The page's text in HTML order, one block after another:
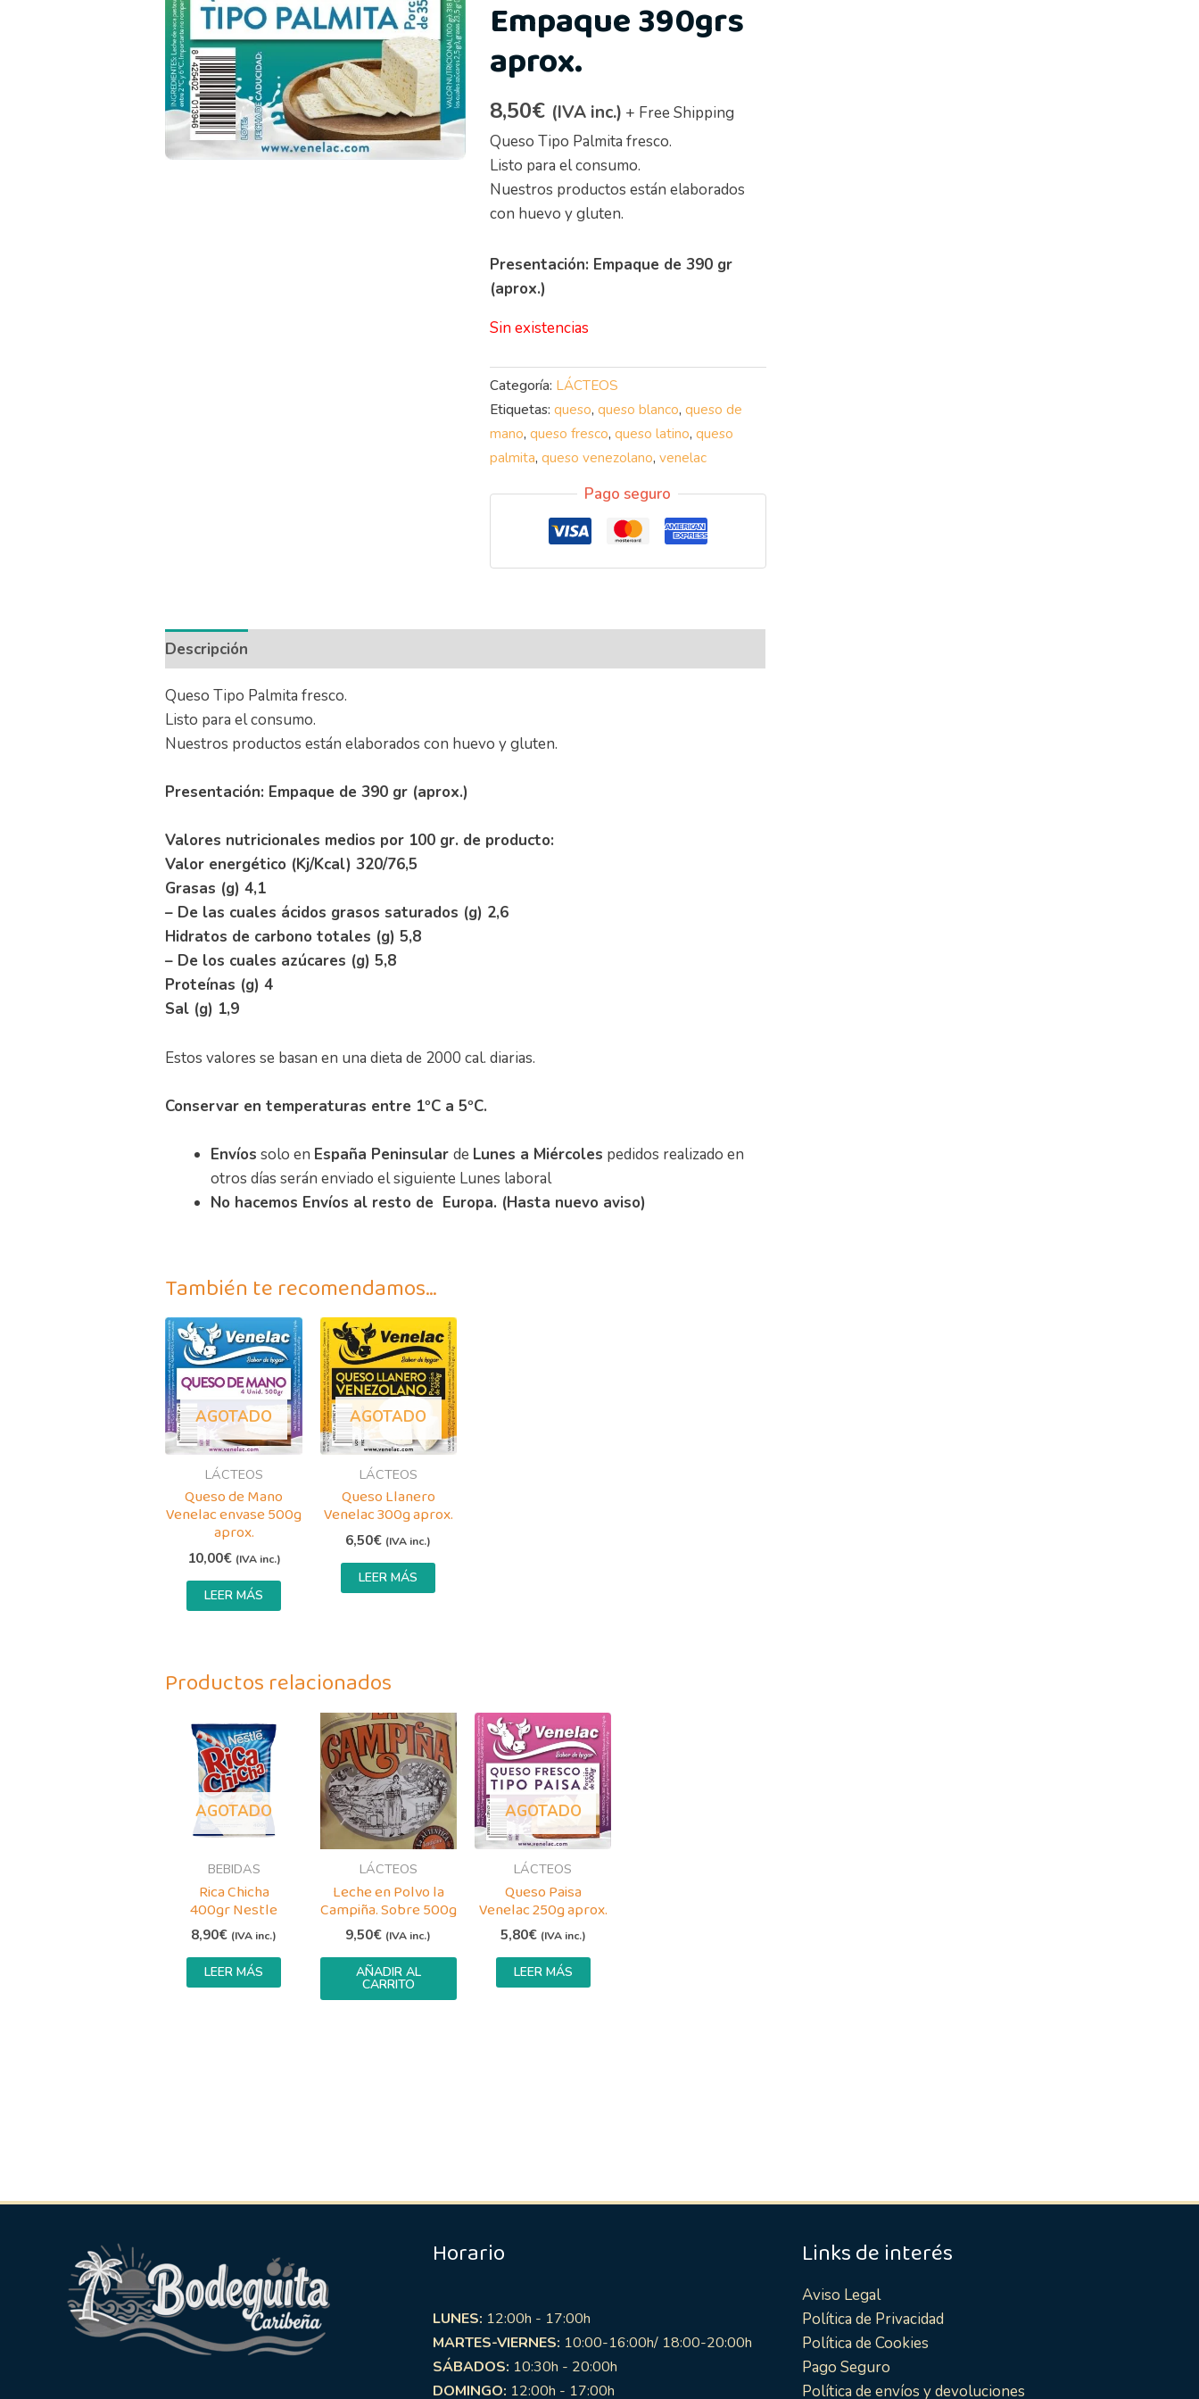
Empaque 390grs
aprox.
8,50€ (IVA inc.) + Free Shipping
Queso Tipo Palmita fresco.
Listo para el consumo.
Nuestros productos están elaborados
con huevo y gluten.
Presentación: Empaque de 390 gr
(aprox.)
Sin existencias
Categoría: LÁCTEOS
Etiquetas: queso, queso blanco, queso de
mano, queso fresco, queso latino, queso
palmita, queso venezolano, venelac
Pago seguro
Descripción
Queso Tipo Palmita fresco.
Listo para el consumo.
Nuestros productos están elaborados con huevo y gluten.
Presentación: Empaque de 390 gr (aprox.)
Valores nutricionales medios por 100 gr. de producto:
Valor energético (Kj/Kcal) 320/76,5
Grasas (g) 4,1
– De las cuales ácidos grasos saturados (g) 2,6
Hidratos de carbono totales (g) 5,8
– De los cuales azúcares (g) 5,8
Proteínas (g) 4
Sal (g) 1,9
Estos valores se basan en una dieta de 2000 cal. diarias.
Conservar en temperaturas entre 1ºC a 5ºC.
Envíos solo en España Peninsularde Lunes a Miércoles pedidos realizado en
otros días serán enviado el siguiente Lunes laboral
No hacemos Envíos al resto de Europa. (Hasta nuevo aviso)
También te recomendamos…
AGOTADO
LÁCTEOS
Queso de Mano
Venelac envase 500g
aprox.
10,00€ (IVA inc.)
LEER MÁS
AGOTADO
LÁCTEOS
Queso Llanero
Venelac 300g aprox.
6,50€ (IVA inc.)
LEER MÁS
Productos relacionados
AGOTADO
BEBIDAS
Rica Chicha
400gr Nestle
8,90€ (IVA inc.)
LEER MÁS
LÁCTEOS
Leche en Polvo la
Campiña. Sobre 500g
9,50€ (IVA inc.)
AÑADIR AL
CARRITO
AGOTADO
LÁCTEOS
Queso Paisa
Venelac 250g aprox.
5,80€ (IVA inc.)
LEER MÁS
Horario
LUNES: 12:00h - 17:00h
MARTES-VIERNES: 10:00-16:00h/ 18:00-20:00h
SÁBADOS: 10:30h - 20:00h
DOMINGO: 12:00h - 17:00h
Links de interés
Aviso Legal
Política de Privacidad
Política de Cookies
Pago Seguro
Política de envíos y devoluciones